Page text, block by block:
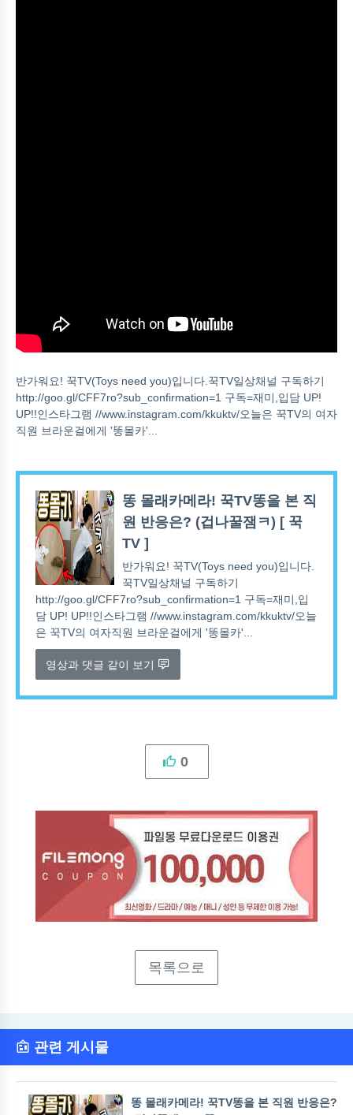
반가워요! 꾹TV(Toys need you)입니다.꾹TV일상채널 구독하기
http://goo.gl/CFF7ro?sub_confirmation=1 구독=재미,입담 UP!
UP!!인스타그램 //www.instagram.com/kkuktv/오늘은 꾹TV의 여자
직원 브라운걸에게 '똥몰카'...
똥 몰래카메라! 꾹TV똥을 본 직
원 반응은? (겁나꿀잼ㅋ) [ 꾹
TV ]
반가워요! 꾹TV(Toys need you)입니다.
꾹TV일상채널 구독하기
http://goo.gl/CFF7ro?sub_confirmation=1 구독=재미,입
담 UP! UP!!인스타그램 //www.instagram.com/kkuktv/오늘
은 꾹TV의 여자직원 브라운걸에게 '똥몰카'...
영상과 댓글 같이 보기
0
목록으로
관련 게시물
똥 몰래카메라! 꾹TV똥을 본 직원 반응은?